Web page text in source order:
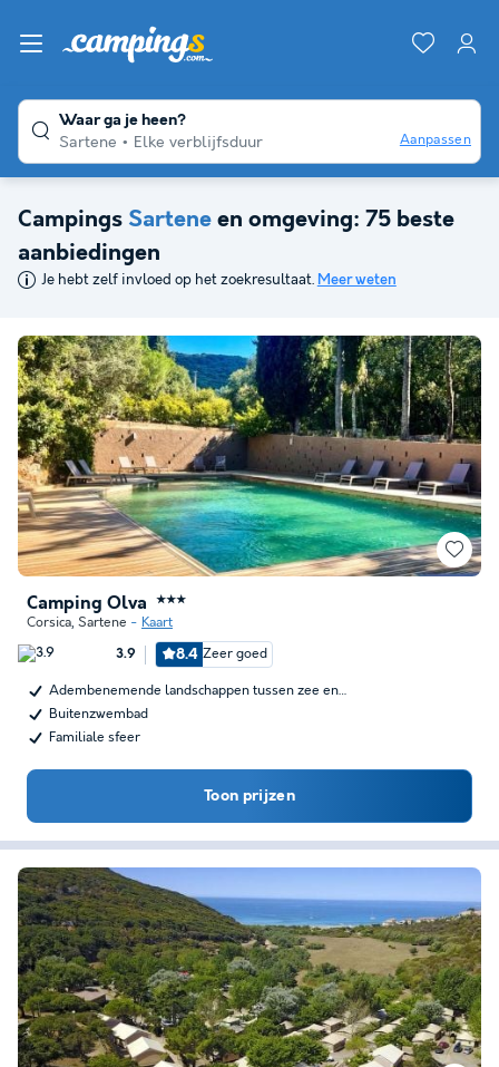
Waar ga je heen?
Sartene
Elke verblijfsduur Aanpassen
Campings Sartene en omgeving: 75 beste
aanbiedingen
Je hebt zelf invloed op het zoekresultaat. Meer weten
Camping Olva ★★★
Corsica, Sartene Kaart
3.9 8.4 Zeer goed
Adembenemende landschappen tussen zee en…
Buitenzwembad
Familiale sfeer
Toon prijzen